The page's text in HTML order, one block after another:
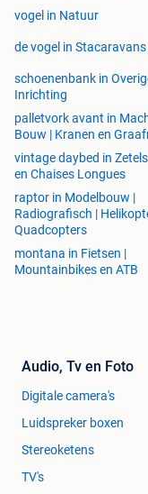
vogel in Natuur
de vogel in Stacaravans
schoenenbank in
Inrichting
palletvork avant in
Bouw | Kranen en
vintage daybed in
en Chaises Longues
raptor in Modelbouw |
Radiografisch |
Quadcopters
montana in Fietsen |
Mountainbikes en ATB
Audio, Tv en Foto
Digitale camera's
Luidspreker boxen
Stereoketens
TV's